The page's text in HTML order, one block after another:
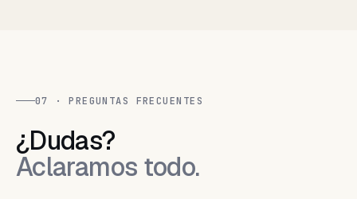
07 · PREGUNTAS FRECUENTES
¿Dudas?
Aclaramos todo.